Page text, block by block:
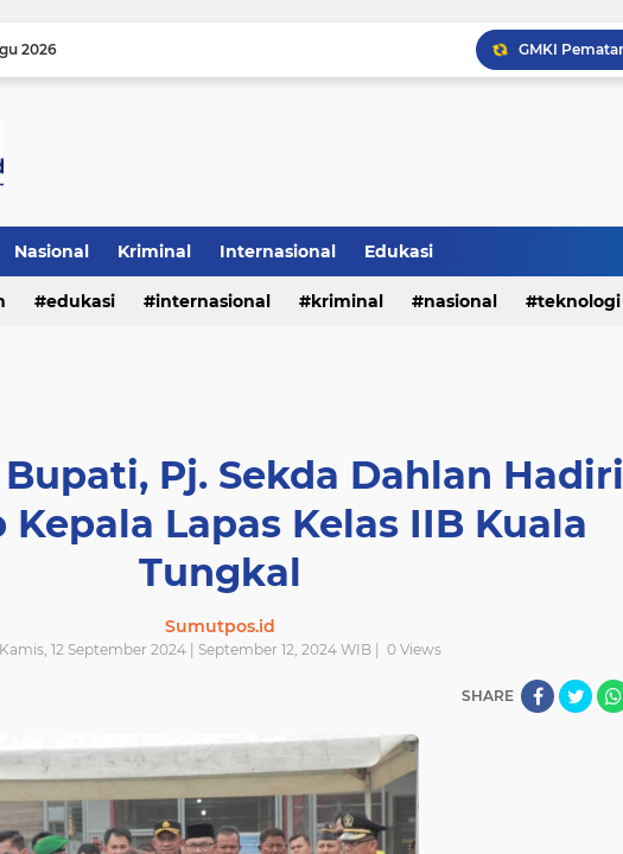
2026
Nasional Kriminal Internasional Edukasi
edukasi internasional kriminal nasional teknologi
Pj. Sekda Dahlan Hadiri
Kepala Lapas Kelas IIB Kuala
Tungkal
Sumutpos.id
Kamis, 12 September 2024 | September 12, 2024 WIB | 0Views
SHARE